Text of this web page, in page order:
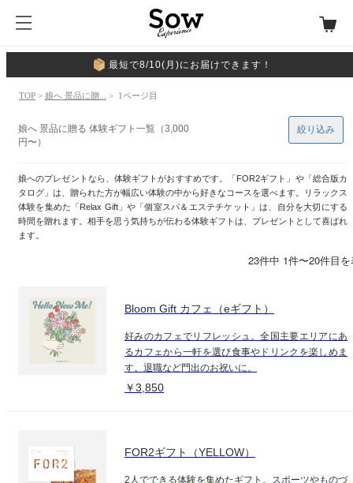
最短で8/10(月)にお届けできます！
TOP > 娘へ 景品に贈... > 1ページ目
娘へ 景品に贈る 体験ギフト一覧（3,000
円〜）
娘へのプレゼントなら、体験ギフトがおすすめです。「FOR2ギフト」や「総合版カ
タログ」は、贈られた方が幅広い体験の中から好きなコースを選べます。リラックス
体験を集めた「Relax Gift」や「個室スパ＆エステチケット」は、自分を大切にする
時間を贈れます。相手を思う気持ちが伝わる体験ギフトは、プレゼントとして喜ばれ
ます。
絞り込み
23件中 1件〜20件目
Bloom Gift カフェ（eギフト）
好みのカフェでリフレッシュ。全国主要エリアにあ
るカフェから一軒を選び食事やドリンクを楽しめま
す。退職など門出のお祝いに。
￥3,850
FOR2ギフト（YELLOW）
2人でできる体験を集めたギフト。スポーツやものづ